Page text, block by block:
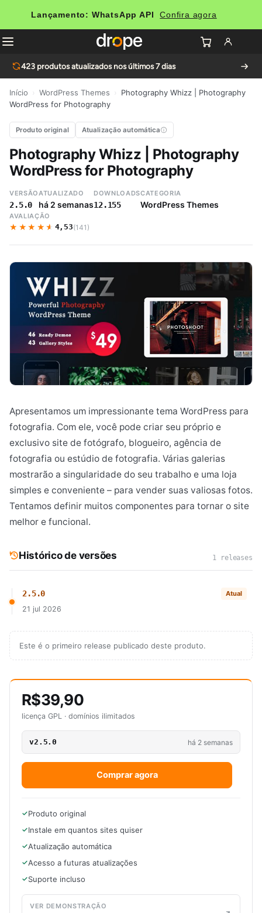
Lançamento: WhatsApp API Confira agora
423 produtos atualizados nos últimos 7 dias
Início WordPress Themes
Photography Whizz | Photography
WordPress for Photography
Produto original Atualização automática
Photography Whizz | Photography
WordPress for Photography
VERSÃO
2.5.0
ATUALIZADO
há 2 semanas
DOWNLOADS
12.155
CATEGORIA
WordPress Themes
AVALIAÇÃO
★★★★★
★★★★★ 4,53(141)
Apresentamos um impressionante tema WordPress para
fotografia. Com ele, você pode criar seu próprio e
exclusivo site de fotógrafo, blogueiro, agência de
fotografia ou estúdio de fotografia. Várias galerias
mostrarão a singularidade do seu trabalho e uma loja
simples e conveniente – para vender suas valiosas fotos.
Tentamos definir muitos componentes para tornar o site
melhor e funcional.
Histórico de versões 1 releases
2.5.0 Atual
21 jul 2026
Este é o primeiro release publicado deste produto.
R$39,90
licença GPL · domínios ilimitados
v2.5.0 há 2 semanas
Comprar agora
Produto original
Instale em quantos sites quiser
Atualização automática
Acesso a futuras atualizações
Suporte incluso
VER DEMONSTRAÇÃO